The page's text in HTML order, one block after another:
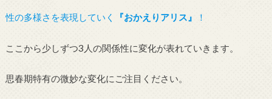
性の多様さを表現していく 『おかえりアリス』 ！
ここから少しずつ3人の関係性に変化が表れていきます。
思春期特有の微妙な変化にご注目ください。